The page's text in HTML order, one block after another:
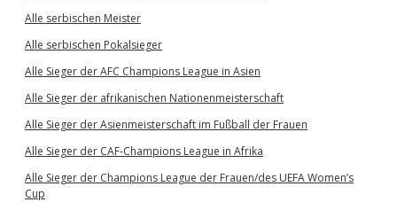
Alle serbischen Meister
Alle serbischen Pokalsieger
Alle Sieger der AFC Champions League in Asien
Alle Sieger der afrikanischen Nationenmeisterschaft
Alle Sieger der Asienmeisterschaft im Fußball der Frauen
Alle Sieger der CAF-Champions League in Afrika
Alle Sieger der Champions League der Frauen/des UEFA Women’s
Cup